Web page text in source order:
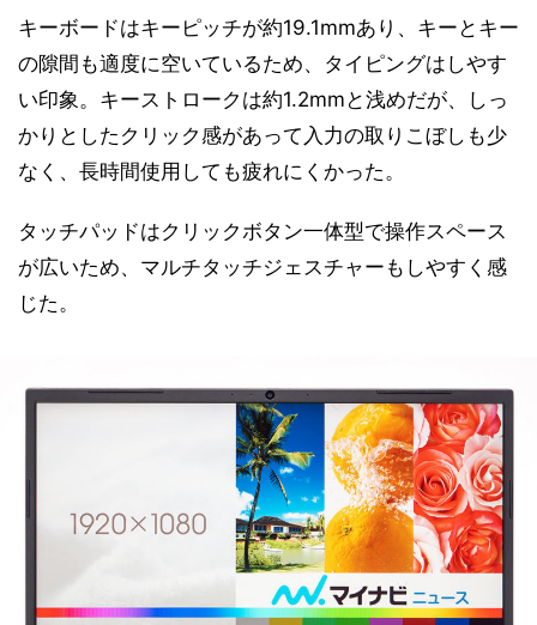
キーボードはキーピッチが約19.1mmあり、キーとキー
の隙間も適度に空いているため、タイピングはしやす
い印象。キーストロークは約1.2mmと浅めだが、しっ
かりとしたクリック感があって入力の取りこぼしも少
なく、長時間使用しても疲れにくかった。
タッチパッドはクリックボタン一体型で操作スペース
が広いため、マルチタッチジェスチャーもしやすく感
じた。